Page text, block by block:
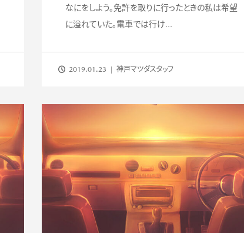
なにをしよう。免許を取りに行ったときの私は希望
に溢れていた。電車では行け...
2019.01.23 神戸マツダスタッフ